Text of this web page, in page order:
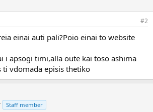
#2
einai auti pali?Poio einai to website
i apsogi timi,alla oute kai toso ashima
ti vdomada episis thetiko
Staff member